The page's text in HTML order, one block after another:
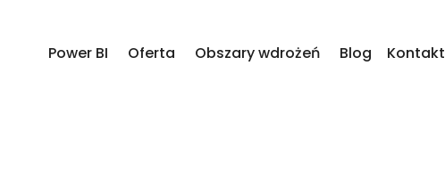
Power BI Oferta Obszary wdrożeń Blog Kontakt